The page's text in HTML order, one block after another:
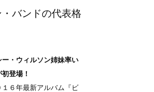
バンドの代表格
・ウィルソン姉妹率い
登場！
６年最新アルバム『ビ